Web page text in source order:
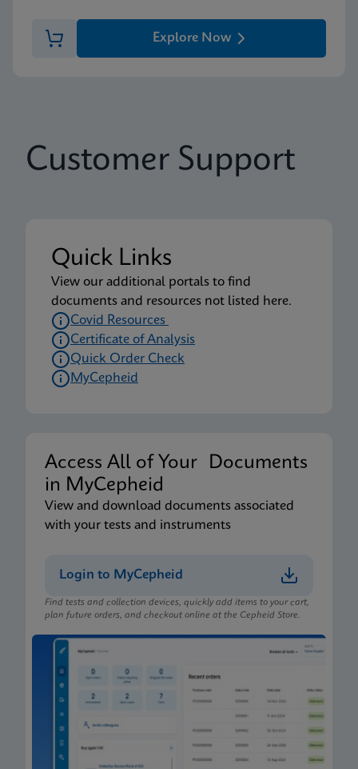
Explore Now
Customer Support
Quick Links
View our additional portals to find
documents and resources not listed here.
Covid Resources
Certificate of Analysis
Quick Order Check
MyCepheid
Access All of Your Documents
in MyCepheid
View and download documents associated
with your tests and instruments
Login to MyCepheid
Find tests and collection devices, quickly add items to your cart,
plan future orders, and checkout online at the Cepheid Store.